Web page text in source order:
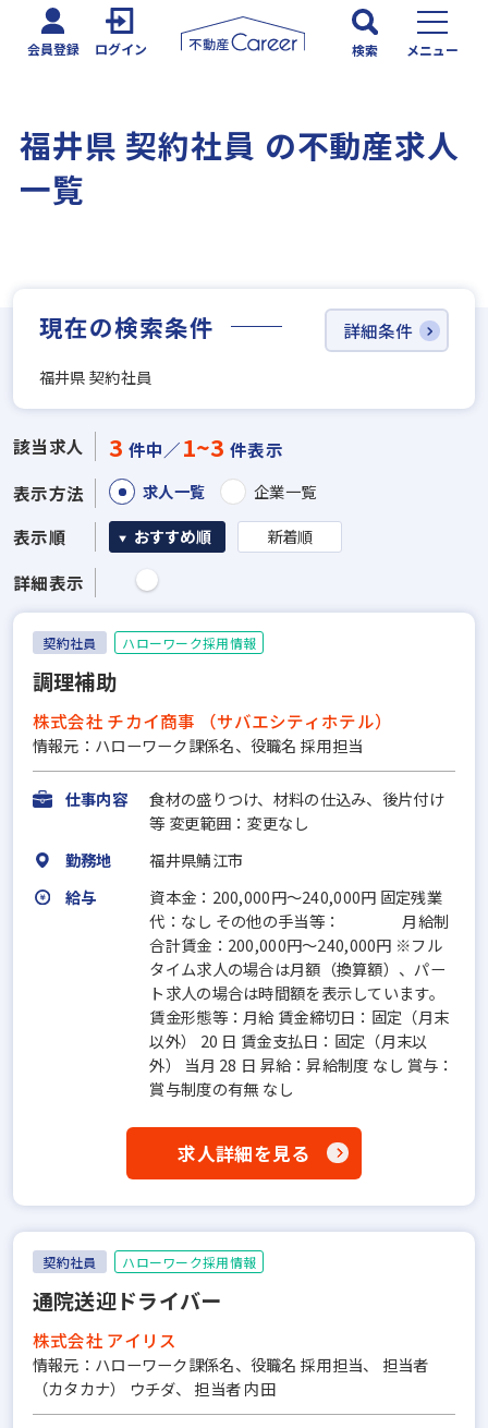
会員登録 ログイン 検索 メニュー
福井県 契約社員 の不動産求人
一覧
現在の検索条件
福井県 契約社員
詳細条件
該当求人 3 件中／1~3 件表示
表示方法
求人一覧 企業一覧
表示順 おすすめ順 新着順
詳細表示
契約社員 ハローワーク採用情報
調理補助
株式会社 チカイ商事 （サバエシティホテル）
情報元：ハローワーク課係名、役職名 採用担当
仕事内容
食材の盛りつけ、材料の仕込み、後片付け
等 変更範囲：変更なし
勤務地
福井県鯖江市
給与
資本金：200,000円〜240,000円 固定残業
代：なし その他の手当等： 月給制
合計賃金：200,000円～240,000円 ※フル
タイム求人の場合は月額（換算額）、パー
ト求人の場合は時間額を表示しています。
賃金形態等：月給 賃金締切日：固定（月末
以外） 20 日 賃金支払日：固定（月末以
外） 当月 28 日 昇給：昇給制度 なし 賞与：
賞与制度の有無 なし
求人詳細を見る
契約社員 ハローワーク採用情報
通院送迎ドライバー
株式会社 アイリス
情報元：ハローワーク課係名、役職名 採用担当、 担当者
（カタカナ） ウチダ、 担当者 内田